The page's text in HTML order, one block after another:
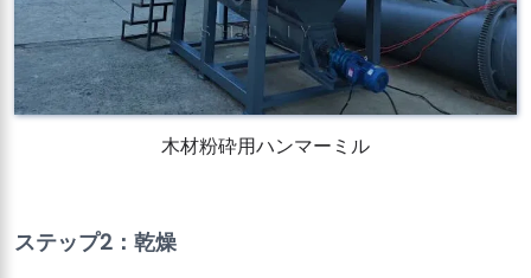
木材粉砕用ハンマーミル
ステップ2：乾燥